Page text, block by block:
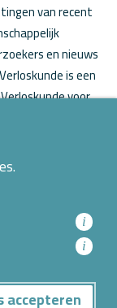
van recent
en nieuws
is een
voor
i
i
accepteren